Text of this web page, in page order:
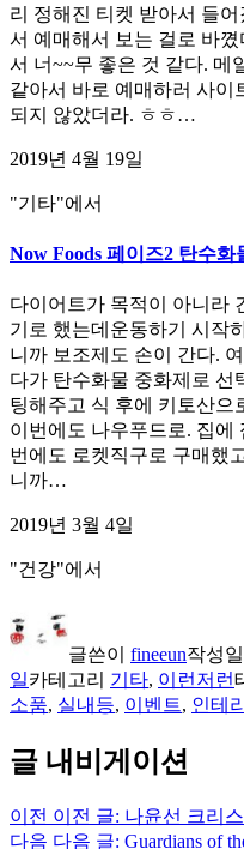
리 정해진 티켓 받아서 들
서 예매해서 보는 걸로 바
서 너~~무 좋은 것 같다. 메
같아서 바로 예매하러 사이
되지 않았더라. ㅎㅎ…
2019년 4월 19일
"기타"에서
Now Foods 페이즈2 탄수
다이어트가 목적이 아니라
기로 했는데운동하기 시작
니까 보조제도 손이 간다.
다가 탄수화물 중화제로 선
팅해주고 식 후에 키토산으
이번에도 나우푸드로. 집에
번에도 로켓직구로 구매했
니까…
2019년 3월 4일
"건강"에서
글쓴이 fineeun작성
일카테고리 기타, 이런저런
소품, 실내등, 이벤트, 인테
글 내비게이션
이전 이전 글: 나윤선 크리
다음 다음 글: Guardians of